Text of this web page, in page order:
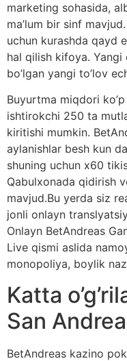
marketing sohasida,
ma’lum bir sinf
uchun kurashda qayd
hal qilish kifoya.
bo’lgan yangi to’lov
Buyurtma miqdori
ishtirokchi 250 ta
kiritishi mumkin.
aylanishlar besh kun
shuning uchun x60
Qabulxonada qidirish
mavjud.Bu yerda siz
jonli onlayn
Onlayn BetAndreas
Live qismi aslida
monopoliya, boylik
Katta
San
BetAndreas kazino